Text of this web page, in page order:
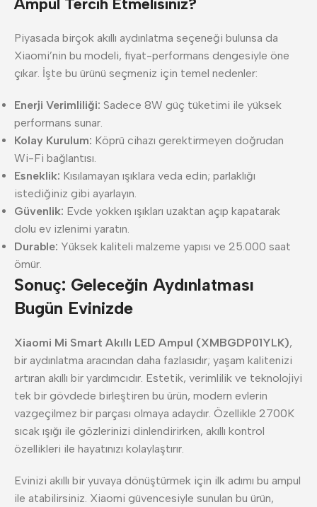
Ampul Tercih Etmelisiniz?
Piyasada birçok akıllı aydınlatma seçeneği bulunsa da
Xiaomi’nin bu modeli, fiyat-performans dengesiyle öne
çıkar. İşte bu ürünü seçmeniz için temel nedenler:
Enerji Verimliliği: Sadece 8W güç tüketimi ile yüksek
performans sunar.
Kolay Kurulum: Köprü cihazı gerektirmeyen doğrudan
Wi-Fi bağlantısı.
Esneklik: Kısılamayan ışıklara veda edin; parlaklığı
istediğiniz gibi ayarlayın.
Güvenlik: Evde yokken ışıkları uzaktan açıp kapatarak
dolu ev izlenimi yaratın.
Durable: Yüksek kaliteli malzeme yapısı ve 25.000 saat
ömür.
Sonuç: Geleceğin Aydınlatması
Bugün Evinizde
Xiaomi Mi Smart Akıllı LED Ampul (XMBGDP01YLK),
bir aydınlatma aracından daha fazlasıdır; yaşam kalitenizi
artıran akıllı bir yardımcıdır. Estetik, verimlilik ve teknolojiyi
tek bir gövdede birleştiren bu ürün, modern evlerin
vazgeçilmez bir parçası olmaya adaydır. Özellikle 2700K
sıcak ışığı ile gözlerinizi dinlendirirken, akıllı kontrol
özellikleri ile hayatınızı kolaylaştırır.
Evinizi akıllı bir yuvaya dönüştürmek için ilk adımı bu ampul
ile atabilirsiniz. Xiaomi güvencesiyle sunulan bu ürün,